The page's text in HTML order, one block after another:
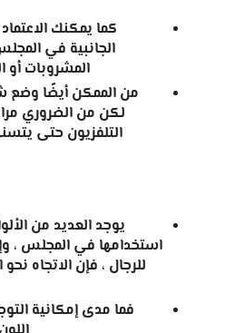
كما يمكنك
الجانبية في
المشروبات أو
من الممكن أيضًا وضع
لكن من الضروري
التلفزيون حتى
يوجد العديد من
استخدامها في المجلس ،
للرجال ، فإن الاتجاه نحو
فما مدى إمكانية